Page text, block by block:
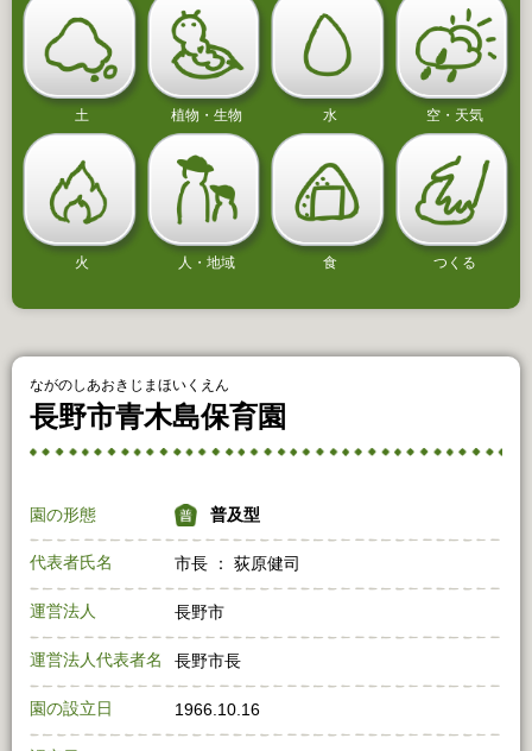
土 植物・生物 水 空・天気
火 人・地域 食 つくる
ながのしあおきじまほいくえん
長野市青木島保育園
園の形態 普及型
代表者氏名 市長 ： 荻原健司
運営法人 長野市
運営法人代表者名 長野市長
園の設立日 1966.10.16